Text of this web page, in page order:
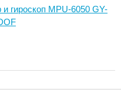
гироскоп MPU-6050 GY-